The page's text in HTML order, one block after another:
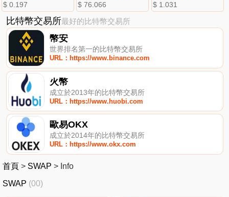
$ 0.197 $ 76.066 $ 1.031
比特幣交易所最好的比特幣交易所
幣安
世界排名第一的比特幣交易所
URL：https://www.binance.com
火幣
成立於2013年的比特幣交易所
URL：https://www.huobi.com
歐易OKX
成立於2014年的比特幣交易所
URL：https://www.okx.com
首頁 > SWAP > Info
SWAP (00)